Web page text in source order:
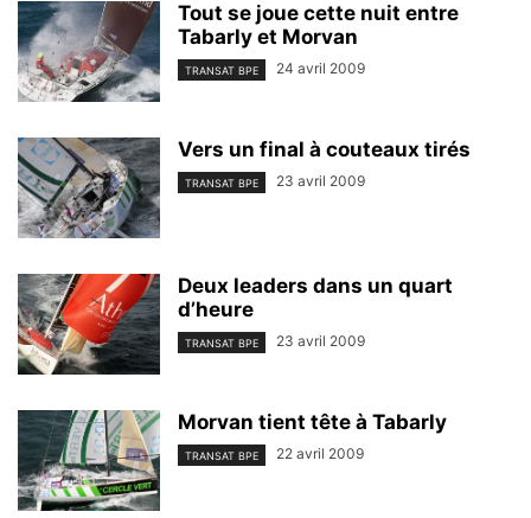
Tout se joue cette nuit entre
Tabarly et Morvan
TRANSAT BPE 24 avril 2009
Vers un final à couteaux tirés
TRANSAT BPE 23 avril 2009
Deux leaders dans un quart
d’heure
TRANSAT BPE 23 avril 2009
Morvan tient tête à Tabarly
TRANSAT BPE 22 avril 2009